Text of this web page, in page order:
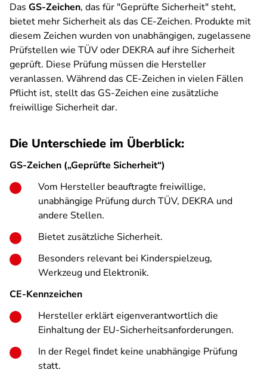
Das GS-Zeichen, das für "Geprüfte Sicherheit" steht,
bietet mehr Sicherheit als das CE-Zeichen. Produkte mit
diesem Zeichen wurden von unabhängigen, zugelassene
Prüfstellen wie TÜV oder DEKRA auf ihre Sicherheit
geprüft. Diese Prüfung müssen die Hersteller
veranlassen. Während das CE-Zeichen in vielen Fällen
Pflicht ist, stellt das GS-Zeichen eine zusätzliche
freiwillige Sicherheit dar.
Die Unterschiede im Überblick:
GS-Zeichen („Geprüfte Sicherheit“)
Vom Hersteller beauftragte freiwillige,
unabhängige Prüfung durch TÜV, DEKRA und
andere Stellen.
Bietet zusätzliche Sicherheit.
Besonders relevant bei Kinderspielzeug,
Werkzeug und Elektronik.
CE-Kennzeichen
Hersteller erklärt eigenverantwortlich die
Einhaltung der EU-Sicherheitsanforderungen.
In der Regel findet keine unabhängige Prüfung
statt.